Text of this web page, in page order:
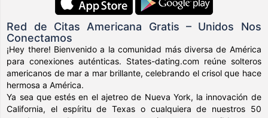
Red de Citas Americana Gratis – Unidos Nos
Conectamos
¡Hey there! Bienvenido a la comunidad más diversa de América
para conexiones auténticas. States-dating.com reúne solteros
americanos de mar a mar brillante, celebrando el crisol que hace
hermosa a América.
Ya sea que estés en el ajetreo de Nueva York, la innovación de
California, el espíritu de Texas o cualquiera de nuestros 50